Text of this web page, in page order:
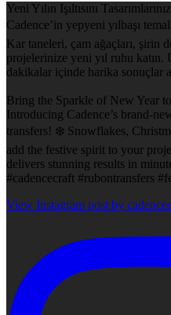
Yeni Yılın Işıltısını
Cadence’in yepyeni yılbaşı
Kar taneleri, çam ağaçları, şirin
projelerinize yeni yıl ruhu
dakikalar içinde harika sonuçlar
Bring the Sparkle of New Year
Introducing Cadence’s brand-
transfers! ❄️ Snowflakes,
add the festive spirit to your
delivers stunning results in
#cadencecraft #rubontransfers
View Instagram post by